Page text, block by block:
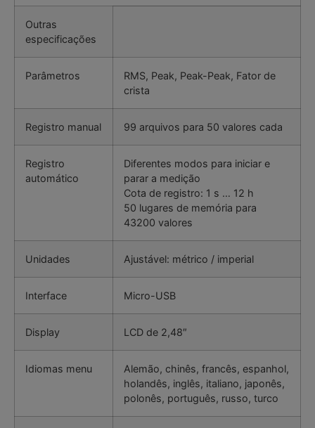
Outras
especificações
Parâmetros
RMS, Peak, Peak-Peak, Fator de
crista
Registro manual 99 arquivos para 50 valores cada
Registro
automático
Diferentes modos para iniciar e
parar a medição
Cota de registro: 1 s … 12 h
50 lugares de memória para
43200 valores
Unidades Ajustável: métrico / imperial
Interface Micro-USB
Display LCD de 2,48″
Idiomas menu
Alemão, chinês, francês, espanhol,
holandês, inglês, italiano, japonês,
polonês, português, russo, turco